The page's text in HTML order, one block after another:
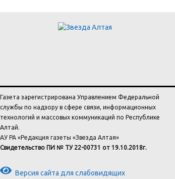
Газета зарегистрирована Управлением Федеральной
службы по надзору в сфере связи, информационных
технологий и массовых коммуникаций по Республике
Алтай.
АУ РА «Редакция газеты «Звезда Алтая»
Свидетельство ПИ № ТУ 22-00731 от 19.10.2018г.
Версия сайта для слабовидящих